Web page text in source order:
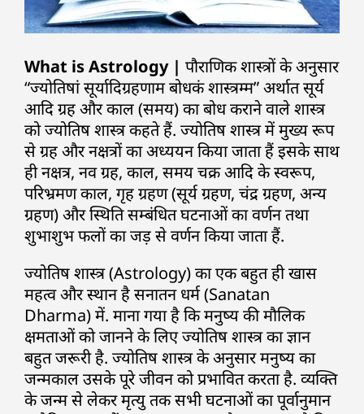
What is Astrology | पौराणिक शास्त्रों के अनुसार
“ज्योतिषां सूर्यादिग्रहणाम बोधकं शास्त्रम्म” अर्थात सूर्य
आदि ग्रह और काल (समय) का बोध कराने वाले शास्त्र
को ज्योतिष शास्त्र कहते हैं. ज्योतिष शास्त्र में मुख्य रूप
से ग्रह और नक्षत्रों का अध्ययन किया जाता हैं इसके साथ
ही नक्षत्र, नव ग्रह, काल, समय चक्र आदि के स्वरूप,
परिभ्रमण काल, गृह ग्रहण (सूर्य ग्रहण, चंद्र ग्रहण, अन्य
ग्रहण) और स्थिति सम्बंधित घटनाओं का वर्णन तथा
शुभाशुभ फलों का जड़ से वर्णन किया जाता हैं.
ज्योतिष शास्त्र (Astrology) का एक बहुत ही खास
महत्व और स्थान है सनातन धर्म (Sanatan
Dharma) में. माना गया है कि मनुष्य की मौलिक
क्षमताओं को जानने के लिए ज्योतिष शास्त्र का ज्ञान
बहुत जरूरी है. ज्योतिष शास्त्र के अनुसार मनुष्य का
जन्मकाल उसके पूरे जीवन को प्रभावित करता है. व्यक्ति
के जन्म से लेकर मृत्यु तक सभी घटनाओं का पूर्वानुमान